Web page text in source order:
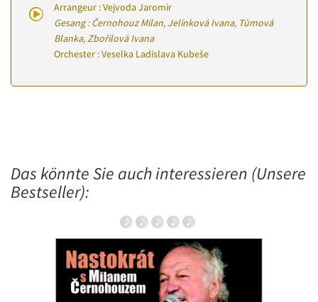
Arrangeur : Vejvoda Jaromír
Gesang : Černohouz Milan, Jelínková Ivana, Tůmová
Blanka, Zbořilová Ivana
Orchester : Veselka Ladislava Kubeše
Das könnte Sie auch interessieren (Unsere
Bestseller):